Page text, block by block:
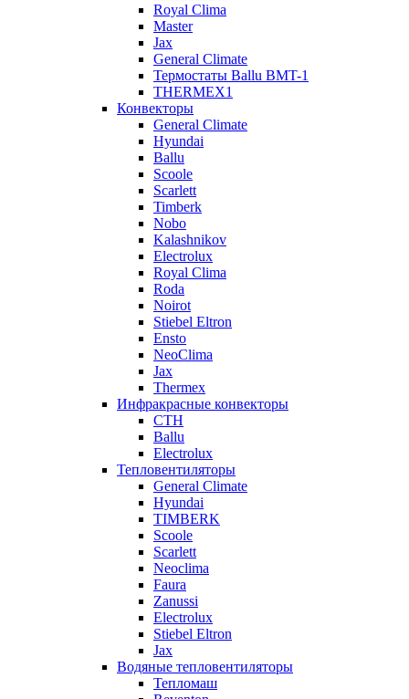
Royal Clima
Master
Jax
General Climate
Термостаты Ballu BMT-1
THERMEX1
Конвекторы
General Climate
Hyundai
Ballu
Scoole
Scarlett
Timberk
Nobo
Kalashnikov
Electrolux
Royal Clima
Roda
Noirot
Stiebel Eltron
Ensto
NeoClima
Jax
Thermex
Инфракрасные конвекторы
CTH
Ballu
Electrolux
Тепловентиляторы
General Climate
Hyundai
TIMBERK
Scoole
Scarlett
Neoclima
Faura
Zanussi
Electrolux
Stiebel Eltron
Jax
Водяные тепловентиляторы
Тепломаш